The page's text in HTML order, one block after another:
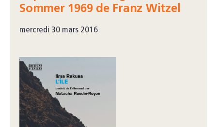
Sommer 1969 de Franz Witzel
mercredi 30 mars 2016